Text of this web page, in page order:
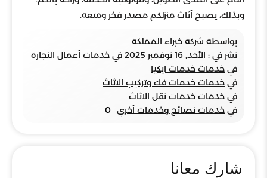
وبذلك، يصبح أثاث منزلكم مصدر فخر ومتعة.
بواسطة شركة خبراء المملكة
نشر في : الأحد, 16 نوفمبر 2025 في خدمات أعمال النجارة
في خدمات خدمات ايكيا
في خدمات خدمات فك وتركيب الاثاث
في خدمات خدمات نقل الاثاث
في خدمات نصائح وخدمات أخري 0
شارك معانا